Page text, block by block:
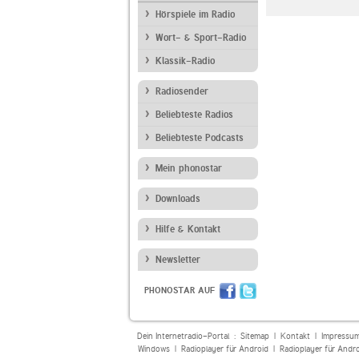
Hörspiele im Radio
Wort- & Sport-Radio
Klassik-Radio
Radiosender
Beliebteste Radios
Beliebteste Podcasts
Mein phonostar
Downloads
Hilfe & Kontakt
Newsletter
PHONOSTAR AUF
Internetradio
Dein Internetradio-Portal : Sitemap| Kontakt|
Windows| Radioplayer für Android| Radioplayer für